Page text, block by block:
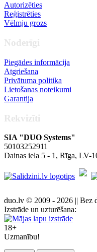
Autorizēties
Reģistrēties
Vēlmju grozs
Noderīgi
Piegādes informācija
Atgriešana
Privātuma politika
Lietošanas noteikumi
Garantija
Rekvizīti
SIA "DUO Systems"
50103252911
Dainas iela 5 - 1, Rīga, LV-
duo.lv © 2009 - 2026 || Bez
Izstrāde un uzturēšana:
18+
Uzmanību!